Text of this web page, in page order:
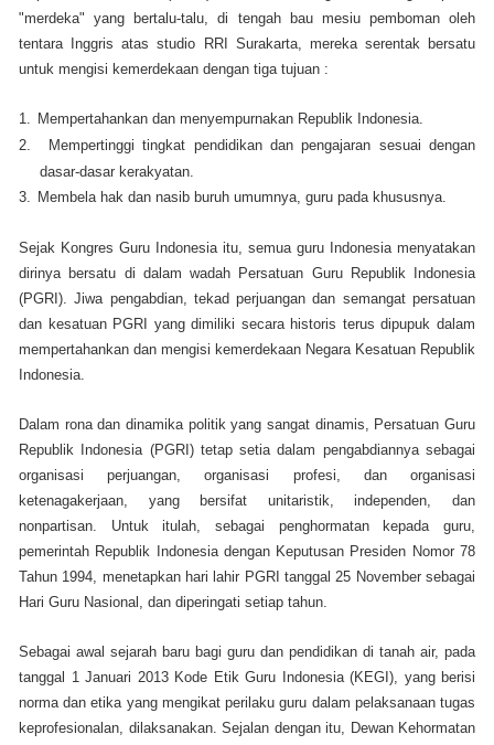
"merdeka" yang bertalu-talu, di tengah bau mesiu pemboman oleh
tentara Inggris atas studio RRI Surakarta, mereka serentak bersatu
untuk mengisi kemerdekaan dengan tiga tujuan :
1.
Mempertahankan dan menyempurnakan Republik Indonesia.
2.
Mempertinggi tingkat pendidikan dan pengajaran sesuai dengan
dasar-dasar kerakyatan.
3.
Membela hak dan nasib buruh umumnya, guru pada khususnya.
Sejak Kongres Guru Indonesia itu, semua guru Indonesia menyatakan
dirinya bersatu di dalam wadah Persatuan Guru Republik Indonesia
(PGRI). Jiwa pengabdian, tekad perjuangan dan semangat persatuan
dan kesatuan PGRI yang dimiliki secara historis terus dipupuk dalam
mempertahankan dan mengisi kemerdekaan Negara Kesatuan Republik
Indonesia.
Dalam rona dan dinamika politik yang sangat dinamis, Persatuan Guru
Republik Indonesia (PGRI) tetap setia dalam pengabdiannya sebagai
organisasi perjuangan, organisasi profesi, dan organisasi
ketenagakerjaan, yang bersifat unitaristik, independen, dan
nonpartisan. Untuk itulah, sebagai penghormatan kepada guru,
pemerintah Republik Indonesia dengan Keputusan Presiden Nomor 78
Tahun 1994, menetapkan hari lahir PGRI tanggal 25 November sebagai
Hari Guru Nasional, dan diperingati setiap tahun.
Sebagai awal sejarah baru bagi guru dan pendidikan di tanah air, pada
tanggal 1 Januari 2013 Kode Etik Guru Indonesia (KEGI), yang berisi
norma dan etika yang mengikat perilaku guru dalam pelaksanaan tugas
keprofesionalan, dilaksanakan. Sejalan dengan itu, Dewan Kehormatan